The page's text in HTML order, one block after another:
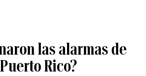
las alarmas de
Rico?